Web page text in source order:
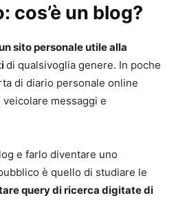
cos’è un blog?
sito personale utile alla
di qualsivoglia genere. In poche
di diario personale online
messaggi e
e farlo diventare uno
è quello di studiare le
query di ricerca digitate di